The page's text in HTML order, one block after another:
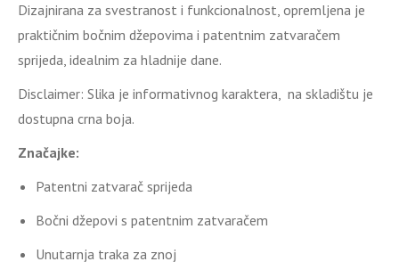
Dizajnirana za svestranost i funkcionalnost, opremljena je
praktičnim bočnim džepovima i patentnim zatvaračem
sprijeda, idealnim za hladnije dane.
Disclaimer: Slika je informativnog karaktera, na skladištu je
dostupna crna boja.
Značajke:
Patentni zatvarač sprijeda
Bočni džepovi s patentnim zatvaračem
Unutarnja traka za znoj